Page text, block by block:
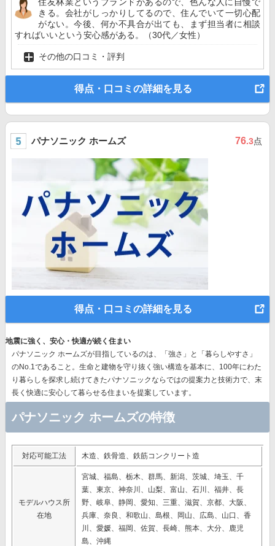
きる。会社がしっかりしてるので、住んでいて一切心配
がない。今後、何か不具合が出ても、まず担当者に相談
すればいいという安心感がある。（30代／女性）
その他の口コミ・評判
得点・口コミの詳細を見る
パナソニック ホームズ 76.3点
得点・口コミの詳細を見る
地震に強く、安心・快適が続く住まい
パナソニック ホームズが目指しているのは、「強さ」と「暮らしやすさ」
のNo.1であること。生命と建物を守り抜く強い構造を基本に、 100年にわた
り暮らしを探求し続けてきたパナソニックならではの提案力と技術力で、末
長く快適に安心して暮らせる住まいを提案しています。
パナソニック ホームズの特徴
対応可能工法 木造、鉄骨造、鉄筋コンクリート造
モデルハウス所
在地
宮城、福島、栃木、群馬、新潟、茨城、埼玉、千
葉、東京、神奈川、山梨、富山、石川、福井、長
野、岐阜、静岡、愛知、三重、滋賀、京都、大阪、
兵庫、奈良、和歌山、島根、岡山、広島、山口、香
川、愛媛、福岡、佐賀、長崎、熊本、大分、鹿児
島、沖縄